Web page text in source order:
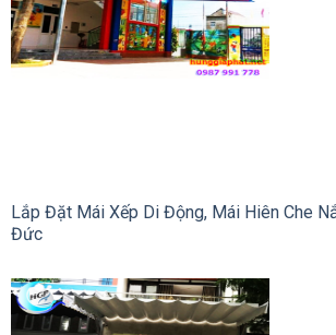
Lắp Đặt Mái Xếp Di Động, Mái Hiên Che
Đức